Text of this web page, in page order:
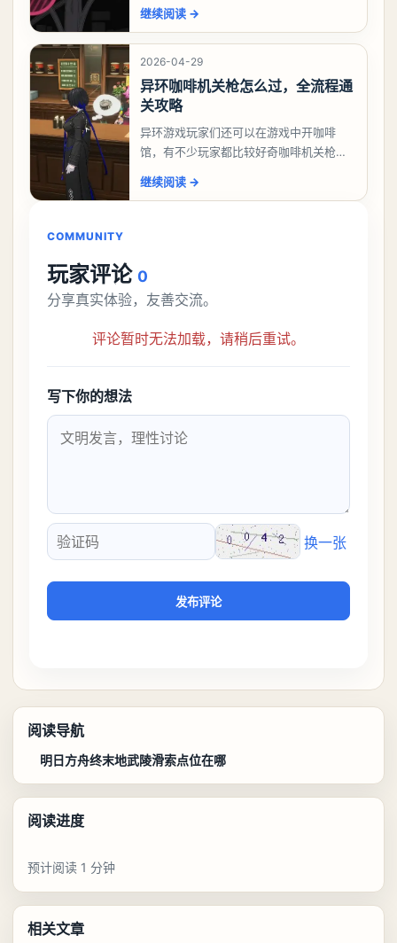
么做，今天游戏熊就来告诉大家。异环异
象委托唤孤归任务攻
继续阅读 →
2026-04-29
异环咖啡机关枪怎么过，全流程通
关攻略
异环游戏玩家们还可以在游戏中开咖啡
馆，有不少玩家都比较好奇咖啡机关枪应
机关枪攻略。异环咖啡机关枪怎么过一、
继续阅读 →
COMMUNITY
玩家评论 0
分享真实体验，友善交流。
评论暂时无法加载，请稍后重试。
写下你的想法
验证码
换一张
发布评论
阅读导航
明日方舟终末地武陵滑索点位在哪
阅读进度
预计阅读 1 分钟
相关文章